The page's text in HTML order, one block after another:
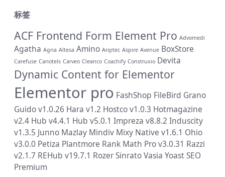
标签
ACF Frontend Form Element Pro Advomedi
Agatha Agria Altesa Amino Arqitec Aspire Avenue BoxStore
Carefuse Cariotels Carveo Cleanco Coachify Construxio Devita
Dynamic Content for Elementor
Elementor pro FashShop FileBird Grano
Guido v1.0.26 Hara v1.2 Hostco v1.0.3 Hotmagazine
v2.4 Hub v4.4.1 Hub v5.0.1 Impreza v8.8.2 Induscity
v1.3.5 Junno Mazlay Mindiv Mixy Native v1.6.1 Ohio
v3.0.0 Petiza Plantmore Rank Math Pro v3.0.31 Razzi
v2.1.7 REHub v19.7.1 RozerSinratoVasia Yoast SEO
Premium